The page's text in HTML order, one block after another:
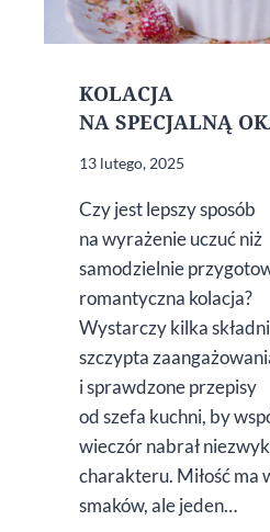
KOLACJA
NA SPECJALNĄ
13 lutego, 2025
Czy jest lepszy sposób
na wyrażenie uczuć niż
samodzielnie
romantyczna kolacja?
Wystarczy kilka
szczypta
i sprawdzone przepisy
od szefa kuchni, by
wieczór nabrał
charakteru. Miłość ma
smaków, ale jeden…